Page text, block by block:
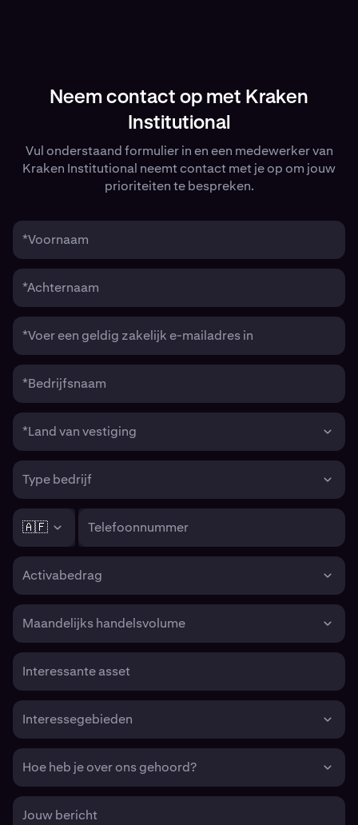
Neem contact op met Kraken
Institutional
Vul onderstaand formulier in en een medewerker van
Kraken Institutional neemt contact met je op om jouw
prioriteiten te bespreken.
*Voornaam
*Achternaam
*Voer een geldig zakelijk e-mailadres in
*Bedrijfsnaam
*Land van vestiging
Type bedrijf
🇦🇫 Telefoonnummer
Activabedrag
Maandelijks handelsvolume
Interessante asset
Interessegebieden
Hoe heb je over ons gehoord?
Jouw bericht